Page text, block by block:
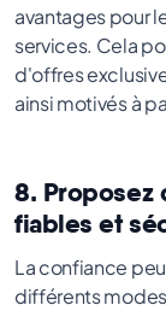
avantages pour
services. Cela
d'offres
ainsi motivés à
8. Proposez
fiables et
La confiance
différents